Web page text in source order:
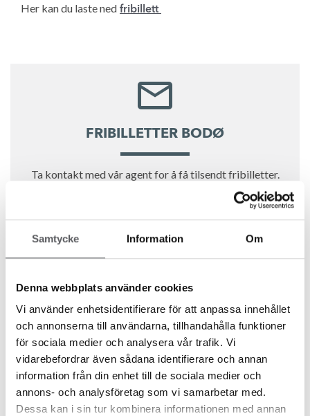
Samtycke Information Om
Denna webbplats använder cookies
Vi använder enhetsidentifierare för att anpassa innehållet
och annonserna till användarna, tillhandahålla funktioner
för sociala medier och analysera vår trafik. Vi
vidarebefordrar även sådana identifierare och annan
information från din enhet till de sociala medier och
annons- och analysföretag som vi samarbetar med.
Dessa kan i sin tur kombinera informationen med annan
Her kan du laste ned fribillett
FRIBILLETTER BODØ
Ta kontakt med vår agent for å få tilsendt fribilletter.
HÅVARD TANDE-NILSEN
22 58 87 65
havard.nilsen@fiskarhedenvillan.no
8 år siden